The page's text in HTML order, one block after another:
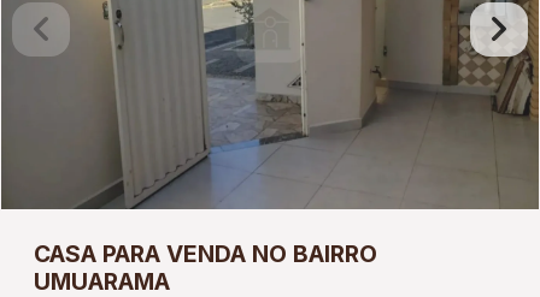
CASA PARA VENDA NO BAIRRO
UMUARAMA